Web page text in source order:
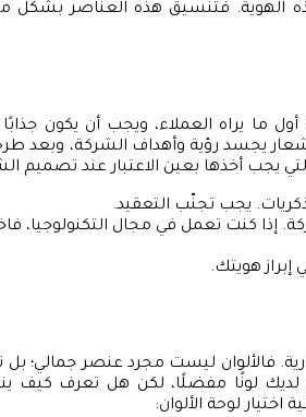
الهوية. فتنسيق هذه العناصر بشكل
أول ما يراه العملاء، ويجب أن يكون
يجسد رؤية وأهداف الشركة، وبعد
يجب أخذها بعين الاعتبار عند تصميم
يجب تجنّب التعقيد.
إذا كنت تعمل في مجال التكنولوجيا،
هويتك.
فالألوان ليست مجرد عنصر
لونًا مفضلًا، لكن هل تعرف كيف
لوحة الألوان: